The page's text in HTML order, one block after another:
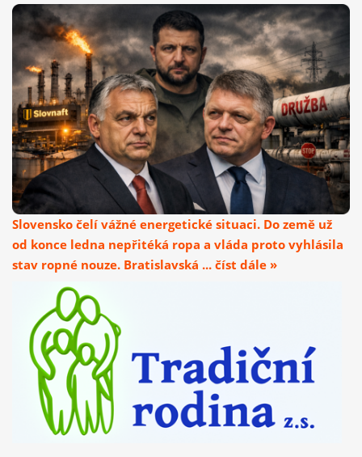
Slovensko čelí vážné energetické situaci. Do země už
od konce ledna nepřitéká ropa a vláda proto vyhlásila
stav ropné nouze. Bratislavská ... číst dále »